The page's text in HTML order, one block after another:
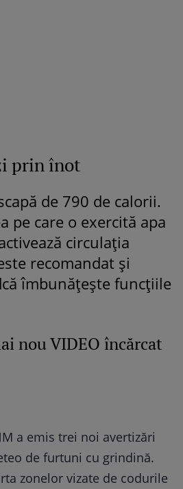
prin înot
de 790 de calorii.
pe care o exercită apa
circulaţia
recomandat şi
îmbunăţeşte funcţiile
nou VIDEO încărcat
a emis trei noi avertizări
de furtuni cu grindină.
zonelor vizate de codurile